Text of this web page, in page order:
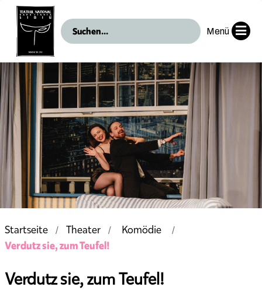
Menü
Startseite Theater Komödie
Verdutz sie, zum Teufel!
Verdutz sie, zum Teufel!